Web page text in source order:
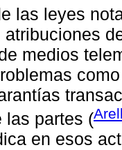
las leyes
medios
las partes (
en esos